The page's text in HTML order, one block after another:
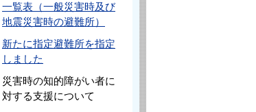
一覧表（一般災害時及び
地震災害時の避難所）
新たに指定避難所を指定
しました
災害時の知的障がい者に
対する支援について